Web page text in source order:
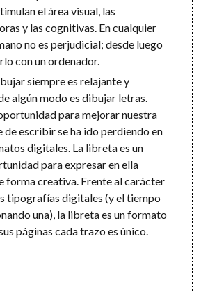
el área visual, las
y las cognitivas. En cualquier
no es perjudicial; desde luego
con un ordenador.
siempre es relajante y
algún modo es dibujar letras.
para mejorar nuestra
de escribir se ha ido perdiendo en
digitales. La libreta es un
para expresar en ella
forma creativa. Frente al carácter
tipografías digitales (y el tiempo
una), la libreta es un formato
páginas cada trazo es único.